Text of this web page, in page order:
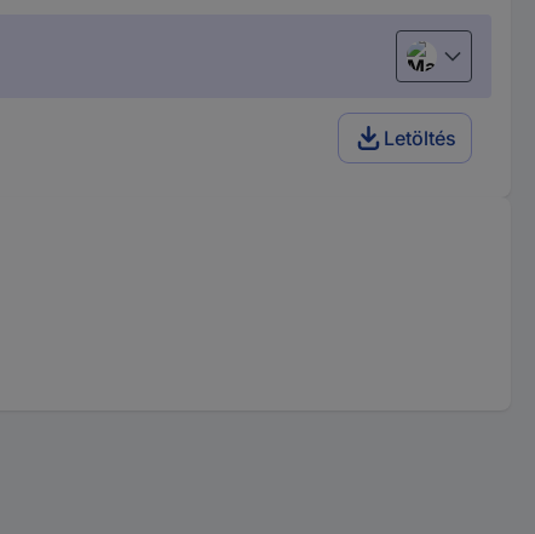
Magyar
Letöltés